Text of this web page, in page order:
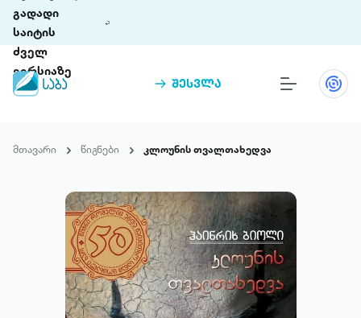
გადადი
საიტის
ძველ
ვერსიაზე
შესვლა
თინეთი 9 ციფრულ პლატფორმასა და 5
ჩვენ შესახებ
პაკეტები
მთავარი წიგნები კლოუნის თვალთახედვა